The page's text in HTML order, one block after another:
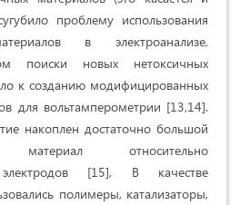
проблему использования
в электроанализе,
поиски новых нетоксичных
к созданию модифицированных
для вольтамперометрии [13,14].
накоплен достаточно большой
материал относи­тельно
[15], В каче­стве
полимеры, катализаторы,